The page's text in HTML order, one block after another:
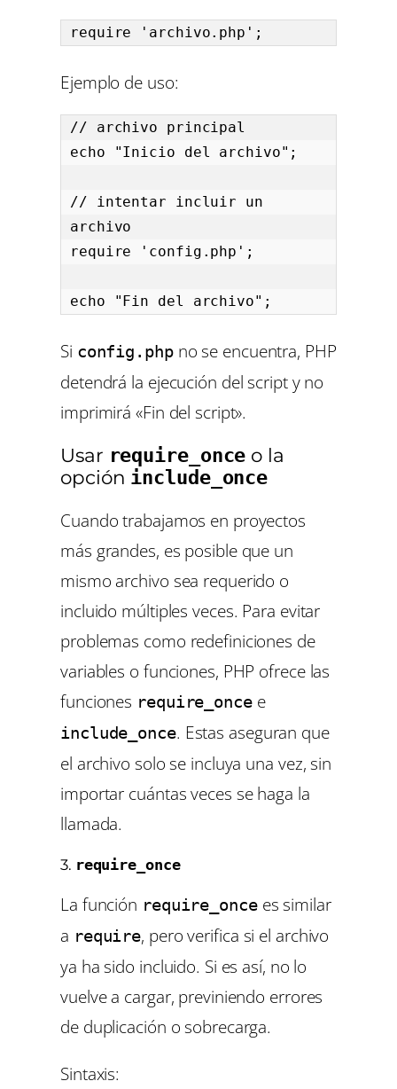
require 'archivo.php';
Ejemplo de uso:
// archivo principal
echo "Inicio del archivo";
// intentar incluir un
archivo
require 'config.php';
echo "Fin del archivo";
Si config.phpno se encuentra, PHP
detendrá la ejecución del script y no
imprimirá «Fin del script».
Usar require_once o la
opción include_once
Cuando trabajamos en proyectos
más grandes, es posible que un
mismo archivo sea requerido o
incluido múltiples veces. Para evitar
problemas como redefiniciones de
variables o funciones, PHP ofrece las
funciones require_oncee
include_once. Estas aseguran que
el archivo solo se incluya una vez, sin
importar cuántas veces se haga la
llamada.
3. require_once
La función require_oncees similar
a require, pero verifica si el archivo
ya ha sido incluido. Si es así, no lo
vuelve a cargar, previniendo errores
de duplicación o sobrecarga.
Sintaxis: